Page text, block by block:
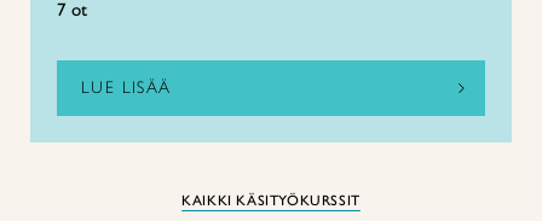
7 ot
LUE LISÄÄ
KAIKKI KÄSITYÖKURSSIT